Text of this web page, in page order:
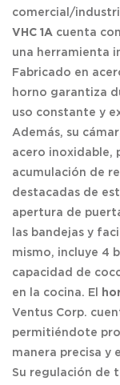
comercial/
VHC 1A cuenta
una herramienta
Fabricado en
horno garantiza
uso constante y
Además, su
acero inoxidable,
acumulación de
destacadas de
apertura de
las bandejas y
mismo, incluye 4
capacidad de
en la cocina. El
Ventus Corp.
permitiéndote
manera precisa y
Su regulación de